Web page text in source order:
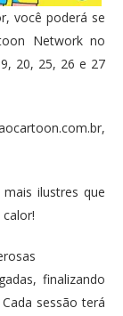
você poderá se
Network no
20, 25, 26 e 27
ilustres que
finalizando
sessão terá